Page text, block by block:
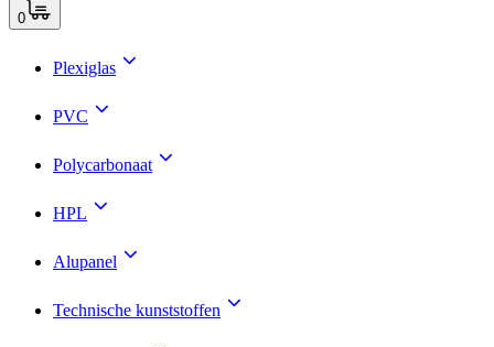
0
Plexiglas
PVC
Polycarbonaat
HPL
Alupanel
Technische kunststoffen